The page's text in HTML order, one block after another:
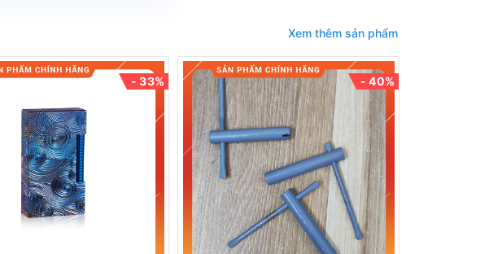
Xem thêm sản phẩm
- 33% - 40%